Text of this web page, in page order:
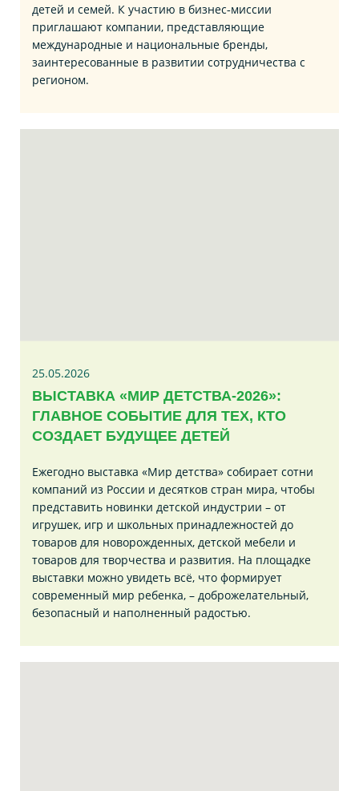
детей и семей. К участию в бизнес‑миссии
приглашают компании, представляющие
международные и национальные бренды,
заинтересованные в развитии сотрудничества с
регионом.
25.05.2026
ВЫСТАВКА «МИР ДЕТСТВА-2026»:
ГЛАВНОЕ СОБЫТИЕ ДЛЯ ТЕХ, КТО
СОЗДАЕТ БУДУЩЕЕ ДЕТЕЙ
Ежегодно выставка «Мир детства» собирает сотни
компаний из России и десятков стран мира, чтобы
представить новинки детской индустрии – от
игрушек, игр и школьных принадлежностей до
товаров для новорожденных, детской мебели и
товаров для творчества и развития. На площадке
выставки можно увидеть всё, что формирует
современный мир ребенка, – доброжелательный,
безопасный и наполненный радостью.